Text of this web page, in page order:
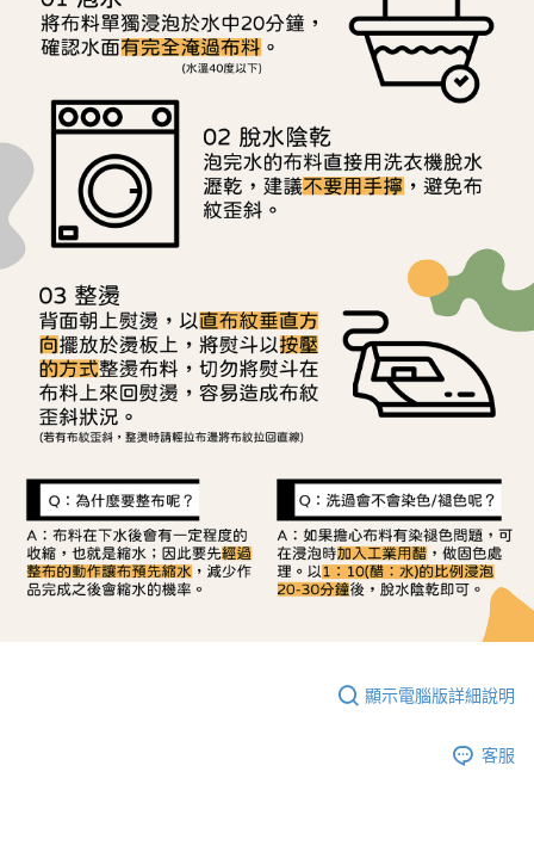
２．關於個人資料處理事宜，請瀏覽以下網址：
https://aftee.tw/terms/#terms3
３．未成年的使用者請事先徵得法定代理人或監護人之同意方可使用
「AFTEE先享後付」，若未經同意申辦者引起之損失，本公司不負相關責
任。
４．使用「AFTEE先享後付」時，將依據個別帳號之用戶狀況，依本公司即
時審查核予不同之上限額度；若仍有額度不足之情形，本公司將視審查結果
請求用戶進行身份認證。
５．嚴禁一人註冊多個帳號或使用他人資訊註冊。若發現惡意使用之情形，
恩沛科技股份有限公司將有權停止該用戶之使用額度並採取法律行動。
顯示電腦版詳細說明
客服